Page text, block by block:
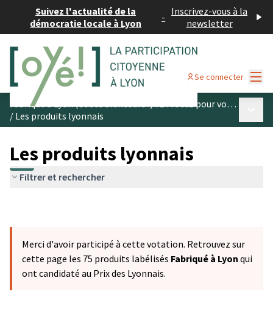
Suivez l'actualité de la
démocratie locale à Lyon
- Inscrivez-vous à la
newsletter
Se connecter
Fabriqué à Lyon (et ses alentours !) #1 : votez pour vos produits préférés
/ Les produits lyonnais
Les produits lyonnais
Filtrer et rechercher
Merci d'avoir participé à cette votation. Retrouvez sur
cette page les 75 produits labélisés Fabriqué à Lyon qui
ont candidaté au Prix des Lyonnais.